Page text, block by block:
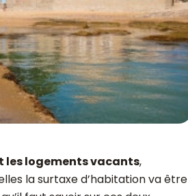
les logements vacants,
la surtaxe d’habitation va être